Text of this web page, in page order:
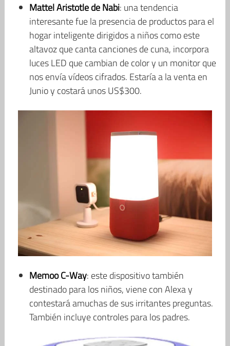
Mattel Aristotle de Nabi: una tendencia
interesante fue la presencia de productos para el
hogar inteligente dirigidos a niños como este
altavoz que canta canciones de cuna, incorpora
luces LED que cambian de color y un monitor que
nos envía vídeos cifrados. Estaría a la venta en
Junio y costará unos US$300.
Memoo C-Way: este dispositivo también
destinado para los niños, viene con Alexa y
contestará amuchas de sus irritantes preguntas.
También incluye controles para los padres.